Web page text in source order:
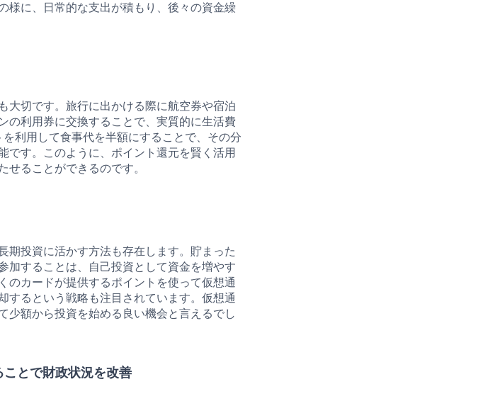
様に、日常的な支出が積もり、後々の資金繰
大切です。旅行に出かける際に航空券や宿泊
の利用券に交換することで、実質的に生活費
利用して食事代を半額にすることで、その分
です。このように、ポイント還元を賢く活用
ることができるのです。
期投資に活かす方法も存在します。貯まった
加することは、自己投資として資金を増やす
のカードが提供するポイントを使って仮想通
するという戦略も注目されています。仮想通
少額から投資を始める良い機会と言えるでし
とで財政状況を改善